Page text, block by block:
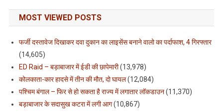
MOST VIEWED POSTS
फर्जी दस्तावेज दिखाकर दवा दुकान का लाइसेंस बनाने वालो का पर्दाफाश, 4 गिरफ्तार
(14,605)
ED Raid – बड़ाबाजार में ईडी की छापेमारी(13,978)
कोलकाता-कार हादसे में तीन की मौत, दो घायल(12,084)
पश्चिम बंगाल – फिर से हो सकता है राज्य में लगातार लॉकडाउन(11,370)
बड़ाबाजार के सदासुख कटरा में लगी आग(10,867)